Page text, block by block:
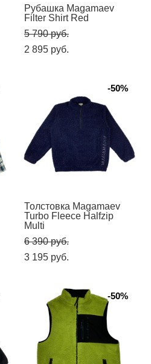
Рубашка Magamaev
Filter Shirt Red
5 790 pуб.
2 895 pуб.
-50%
Толстовка Magamaev
Turbo Fleece Halfzip
Multi
6 390 pуб.
3 195 pуб.
-50%